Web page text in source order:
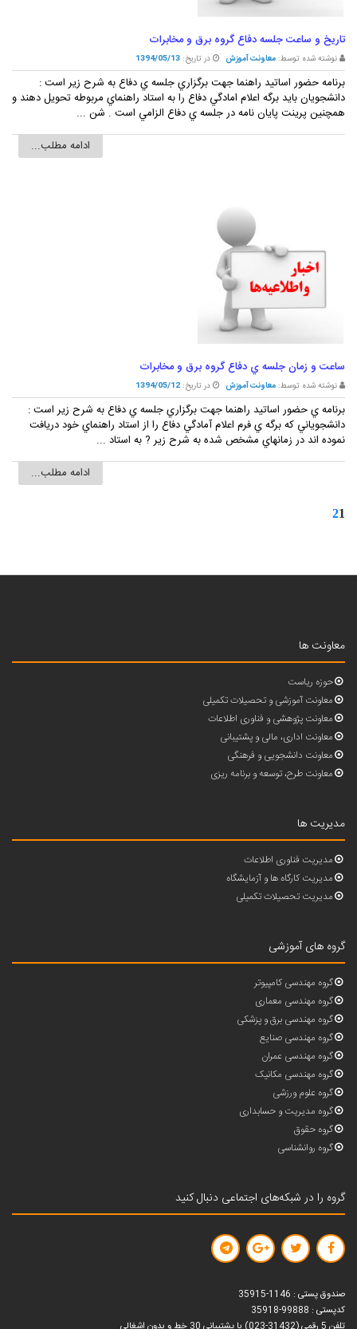
تاريخ و ساعت جلسه دفاع گروه برق و مخابرات
نوشته شده توسط: معاونت آموزش در تاریخ: 1394/05/13
برنامه حضور اساتيد راهنما جهت برگزاري جلسه ي دفاع به شرح زير است :
دانشجويان بايد برگه اعلام امادگي دفاع را به استاد راهنماي مربوطه تحويل دهند و
همچنين پرينت پايان نامه در جلسه ي دفاع الزامي است . شن ...
ادامه مطلب...
ساعت و زمان جلسه ي دفاع گروه برق و مخابرات
نوشته شده توسط: معاونت آموزش در تاریخ: 1394/05/12
برنامه ي حضور اساتيد راهنما جهت برگزاري جلسه ي دفاع به شرح زير است :
دانشجوياني که برگه ي فرم اعلام آمادگي دفاع را از استاد راهنماي خود دريافت
نموده اند در زمانهاي مشخص شده به شرح زير ? به استاد ...
ادامه مطلب...
1
2
معاونت ها
حوزه ریاست
معاونت آموزشی و تحصیلات تکمیلی
معاونت پژوهشی و فناوری اطلاعات
معاونت اداری، مالی و پشتیبانی
معاونت دانشجویی و فرهنگی
معاونت طرح، توسعه و برنامه ریزی
مدیریت ها
مدیریت فناوری اطلاعات
مدیریت کارگاه ها و آزمایشگاه
مدیریت تحصیلات تکمیلی
گروه های آموزشی
گروه مهندسی کامپیوتر
گروه مهندسی معماری
گروه مهندسی برق و پزشکی
گروه مهندسی صنایع
گروه مهندسی عمران
گروه مهندسی مکانیک
گروه علوم ورزشی
گروه مدیریت و حسابداری
گروه حقوق
گروه روانشناسی
گروه را در شبکه‌های اجتماعی دنبال کنید
صندوق پستی : 1146-35915
کدپستی : 99888-35918